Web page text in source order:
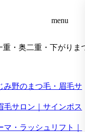
menu
・奥二重・下がりま
み野のまつ毛・眉毛サ
毛サロン｜サインポス
・ラッシュリフト｜